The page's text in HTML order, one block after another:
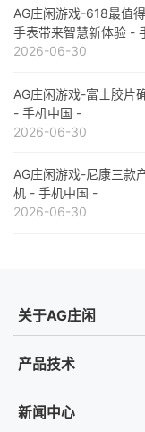
AG庄闲游戏-618最值
手表带来智慧新体验 -
2026-06-30
AG庄闲游戏-富士胶片
- 手机中国 -
2026-06-30
AG庄闲游戏-尼康三款
机 - 手机中国 -
2026-06-30
关于AG庄闲
产品技术
新闻中心